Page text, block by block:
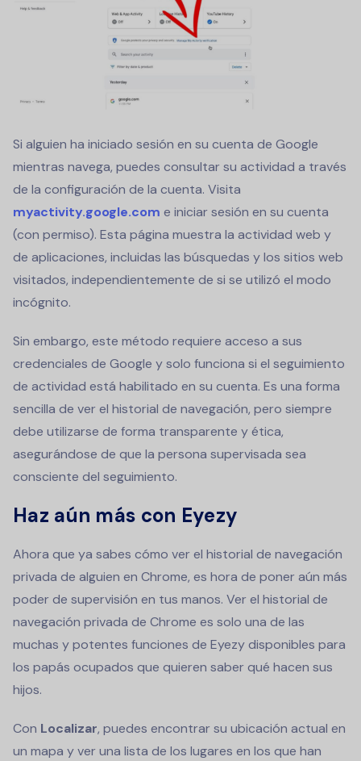
Si alguien ha iniciado sesión en su cuenta de Google
mientras navega, puedes consultar su actividad a través
de la configuración de la cuenta. Visita
myactivity.google.com e iniciar sesión en su cuenta
(con permiso). Esta página muestra la actividad web y
de aplicaciones, incluidas las búsquedas y los sitios web
visitados, independientemente de si se utilizó el modo
incógnito.
Sin embargo, este método requiere acceso a sus
credenciales de Google y solo funciona si el seguimiento
de actividad está habilitado en su cuenta. Es una forma
sencilla de ver el historial de navegación, pero siempre
debe utilizarse de forma transparente y ética,
asegurándose de que la persona supervisada sea
consciente del seguimiento.
Haz aún más con Eyezy
Ahora que ya sabes cómo ver el historial de navegación
privada de alguien en Chrome, es hora de poner aún más
poder de supervisión en tus manos. Ver el historial de
navegación privada de Chrome es solo una de las
muchas y potentes funciones de Eyezy disponibles para
los papás ocupados que quieren saber qué hacen sus
hijos.
Con Localizar, puedes encontrar su ubicación actual en
un mapa y ver una lista de los lugares en los que han